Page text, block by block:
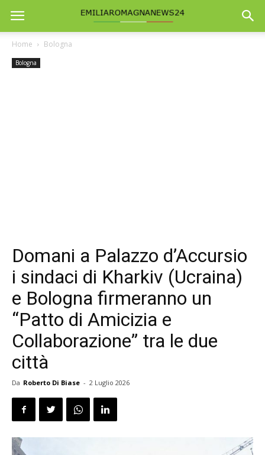
Home Bologna
Bologna
Domani a Palazzo d’Accursio
i sindaci di Kharkiv (Ucraina)
e Bologna firmeranno un
“Patto di Amicizia e
Collaborazione” tra le due
città
Da Roberto Di Biase - 2 Luglio 2026